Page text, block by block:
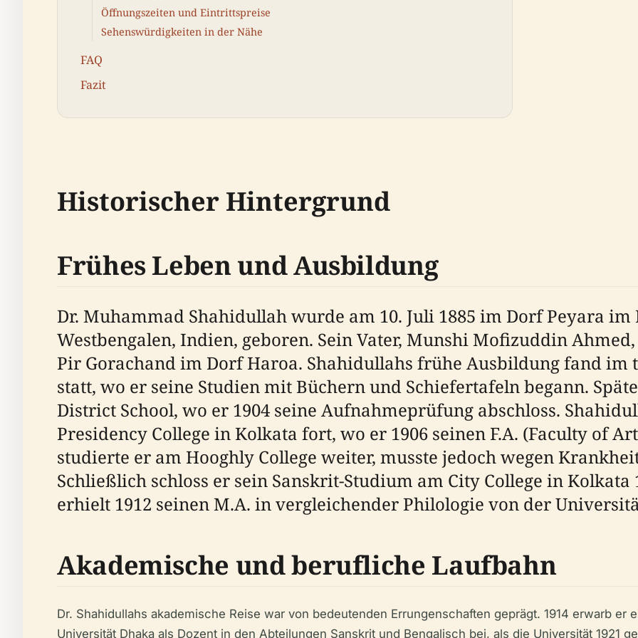
Öffnungszeiten und Eintrittspreise
Sehenswürdigkeiten in der Nähe
FAQ
Fazit
Historischer Hintergrund
Frühes Leben und Ausbildung
Dr. Muhammad Shahidullah wurde am 10. Juli 1885 im Dorf Peyara im
Westbengalen, Indien, geboren. Sein Vater, Munshi Mofizuddin
Pir Gorachand im Dorf Haroa. Shahidullahs frühe Ausbildung fand im
statt, wo er seine Studien mit Büchern und Schiefertafeln begann.
District School, wo er 1904 seine Aufnahmeprüfung abschloss.
Presidency College in Kolkata fort, wo er 1906 seinen F.A. (Faculty of
studierte er am Hooghly College weiter, musste jedoch wegen
Schließlich schloss er sein Sanskrit-Studium am City College in
erhielt 1912 seinen M.A. in vergleichender Philologie von der
Akademische und berufliche Laufbahn
Dr. Shahidullahs akademische Reise war von bedeutenden Errungenschaften geprägt. 1914 erwarb er
Universität Dhaka als Dozent in den Abteilungen Sanskrit und Bengalisch bei, als die Universität 1921